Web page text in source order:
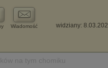
Wiadomość widziany: